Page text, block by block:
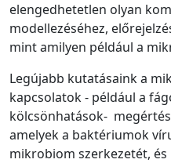
elengedhetetlen olyan
modellezéséhez,
mint amilyen például a
Legújabb kutatásaink a
kapcsolatok - például a
kölcsönhatások-
amelyek a baktériumok
mikrobiom szerkezetét,